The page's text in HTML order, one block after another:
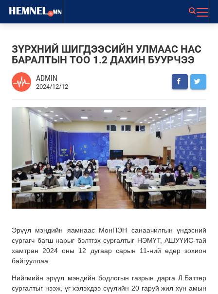
ЗҮРХНИЙ ШИГДЭЭСИЙН УЛМААС НАС
БАРАЛТЫН ТОО 1.2 ДАХИН БУУРЧЭЭ
ADMIN
2024/12/12
Эрүүл мэндийн яамнаас МонПЭН санаачилгын үндэсний
сургагч багш нарыг бэлтгэх сургалтыг НЭМҮТ, АШУҮИС-тай
хамтран 2024 оны 12 дугаар сарын 11-ний өдөр зохион
байгууллаа.
Нийгмийн эрүүл мэндийн бодлогын газрын дарга Л.Баттөр
сургалтыг нээж, үг хэлэхдээ сүүлийн 20 гаруй жил хүн амын